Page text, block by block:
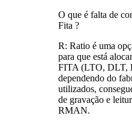
O que é falta de
Fita ?
R: Ratio é uma
para que está
FITA (LTO, DLT,
dependendo do
utilizados,
de gravação e
RMAN.